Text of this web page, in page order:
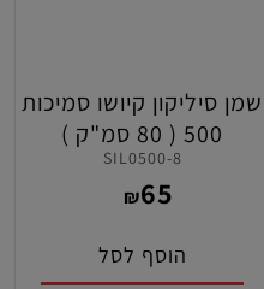
שמן סיליקון קיושו סמיכות
500 ( 80 סמ"ק )
SIL0500-8
₪65
הוסף לסל